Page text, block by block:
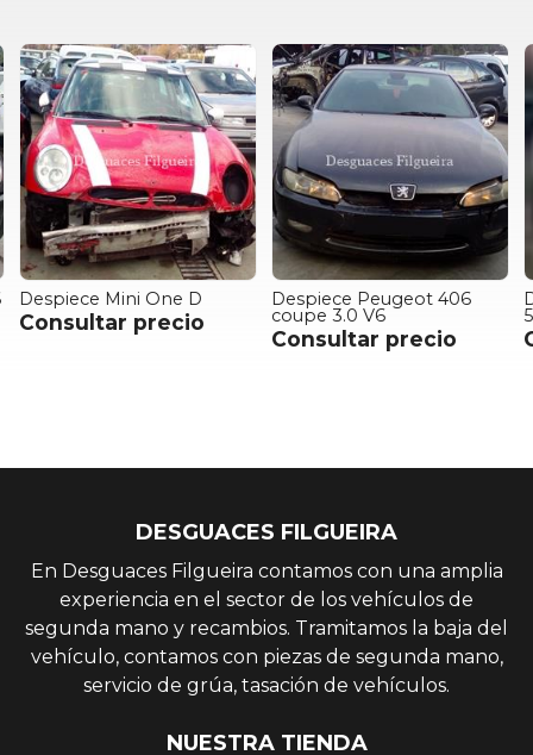
Despiece Peugeot 406
coupe 3.0 V6
Consultar precio
Despiece Renault Clio III 1.
5DCI
Consultar precio
DESGUACES FILGUEIRA
En Desguaces Filgueira contamos con una amplia
experiencia en el sector de los vehículos de
segunda mano y recambios. Tramitamos la baja del
vehículo, contamos con piezas de segunda mano,
servicio de grúa, tasación de vehículos.
NUESTRA TIENDA